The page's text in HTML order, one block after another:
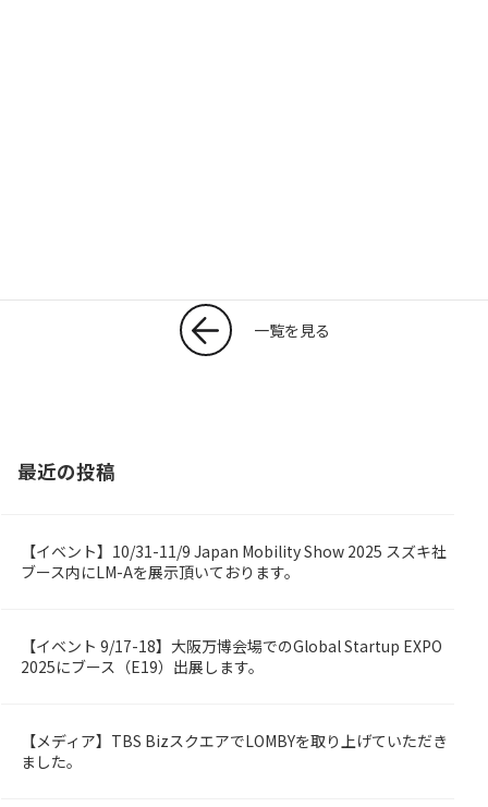
一覧を見る
最近の投稿
【イベント】10/31-11/9 Japan Mobility Show 2025 スズキ社
ブース内にLM-Aを展示頂いております。
【イベント 9/17-18】大阪万博会場でのGlobal Startup EXPO
2025にブース（E19）出展します。
【メディア】TBS BizスクエアでLOMBYを取り上げていただき
ました。